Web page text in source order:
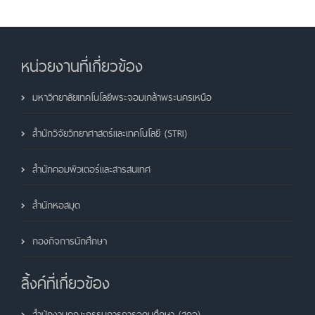
หน่วยงานที่เกี่ยวข้อง
มหาวิทยาลัยเทคโนโลยีพระจอมเกล้าพระนครเหนือ
สำนักวิจัยวิทยาศาสตร์และเทคโนโลยี (STRI)
สำนักคอมพิวเตอร์และสารสนเทศ
สำนักหอสมุด
กองกิจการนักศึกษา
ลิ้งค์ที่เกี่ยวข้อง